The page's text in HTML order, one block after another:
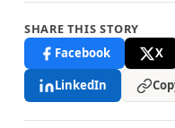
SHARE THIS STORY
Facebook
X
LinkedIn